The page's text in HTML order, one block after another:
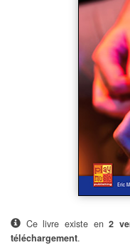
Ce livre existe en2
téléchargement.